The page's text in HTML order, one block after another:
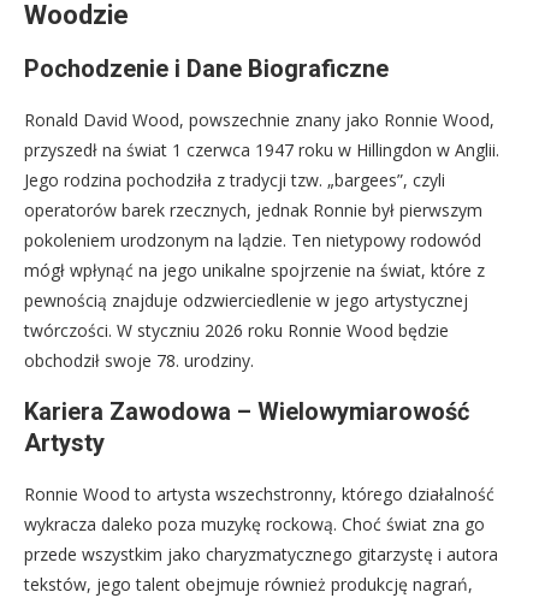
Woodzie
Pochodzenie i Dane Biograficzne
Ronald David Wood, powszechnie znany jako Ronnie Wood,
przyszedł na świat 1 czerwca 1947 roku w Hillingdon w Anglii.
Jego rodzina pochodziła z tradycji tzw. „bargees”, czyli
operatorów barek rzecznych, jednak Ronnie był pierwszym
pokoleniem urodzonym na lądzie. Ten nietypowy rodowód
mógł wpłynąć na jego unikalne spojrzenie na świat, które z
pewnością znajduje odzwierciedlenie w jego artystycznej
twórczości. W styczniu 2026 roku Ronnie Wood będzie
obchodził swoje 78. urodziny.
Kariera Zawodowa – Wielowymiarowość
Artysty
Ronnie Wood to artysta wszechstronny, którego działalność
wykracza daleko poza muzykę rockową. Choć świat zna go
przede wszystkim jako charyzmatycznego gitarzystę i autora
tekstów, jego talent obejmuje również produkcję nagrań,